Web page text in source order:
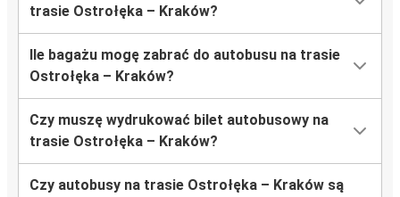
trasie Ostrołęka – Kraków?
Ile bagażu mogę zabrać do autobusu na trasie
Ostrołęka – Kraków?
Czy muszę wydrukować bilet autobusowy na
trasie Ostrołęka – Kraków?
Czy autobusy na trasie Ostrołęka – Kraków są